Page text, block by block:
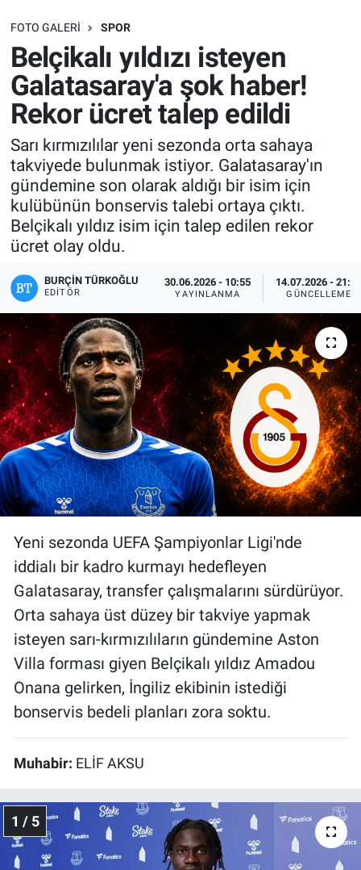
FOTO GALERI SPOR
Belçikalı yıldızı isteyen
Galatasaray'a şok haber!
Rekor ücret talep edildi
Sarı kırmızılılar yeni sezonda orta sahaya
takviyede bulunmak istiyor. Galatasaray'ın
gündemine son olarak aldığı bir isim için
kulübünün bonservis talebi ortaya çıktı.
Belçikalı yıldız isim için talep edilen rekor
ücret olay oldu.
BURÇIN TÜRKOĞLU
EDITÖR
30.06.2026 - 10:55
YAYINLANMA
14.07.2026 -
GÜNCELLEME
Yeni sezonda UEFA Şampiyonlar Ligi'nde
iddialı bir kadro kurmayı hedefleyen
Galatasaray, transfer çalışmalarını sürdürüyor.
Orta sahaya üst düzey bir takviye yapmak
isteyen sarı-kırmızılıların gündemine Aston
Villa forması giyen Belçikalı yıldız Amadou
Onana gelirken, İngiliz ekibinin istediği
bonservis bedeli planları zora soktu.
Muhabir: ELİF AKSU
1 / 5
SAĞLIK
EKONOMİ
EĞİTİM
ÖZEL HABER
Keşfet
ASTROLOJİ
MANŞET
RESMİ İLANLAR
İLAN
Bize ulaşın
İletişim/Künye
Yaşam
İletişim (Künye)